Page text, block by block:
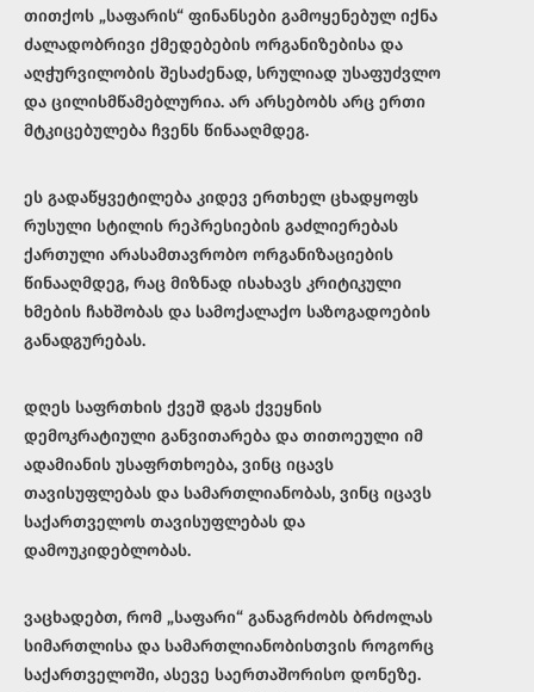
თითქოს „საფარის“ ფინანსები გამოყენებულ იქნა
ძალადობრივი ქმედებების ორგანიზებისა და
აღჭურვილობის შესაძენად, სრულიად უსაფუძვლო
და ცილისმწამებლურია. არ არსებობს არც ერთი
მტკიცებულება ჩვენს წინააღმდეგ.
ეს გადაწყვეტილება კიდევ ერთხელ ცხადყოფს
რუსული სტილის რეპრესიების გაძლიერებას
ქართული არასამთავრობო ორგანიზაციების
წინააღმდეგ, რაც მიზნად ისახავს კრიტიკული
ხმების ჩახშობას და სამოქალაქო საზოგადოების
განადგურებას.
დღეს საფრთხის ქვეშ დგას ქვეყნის
დემოკრატიული განვითარება და თითოეული იმ
ადამიანის უსაფრთხოება, ვინც იცავს
თავისუფლებას და სამართლიანობას, ვინც იცავს
საქართველოს თავისუფლებას და
დამოუკიდებლობას.
ვაცხადებთ, რომ „საფარი“ განაგრძობს ბრძოლას
სიმართლისა და სამართლიანობისთვის როგორც
საქართველოში, ასევე საერთაშორისო დონეზე.